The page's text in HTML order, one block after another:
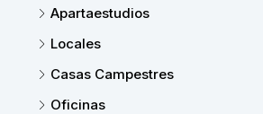
Apartaestudios
Locales
Casas Campestres
Oficinas